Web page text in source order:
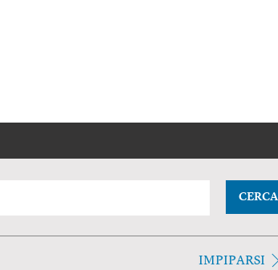
CERCA
IMPIPARSI